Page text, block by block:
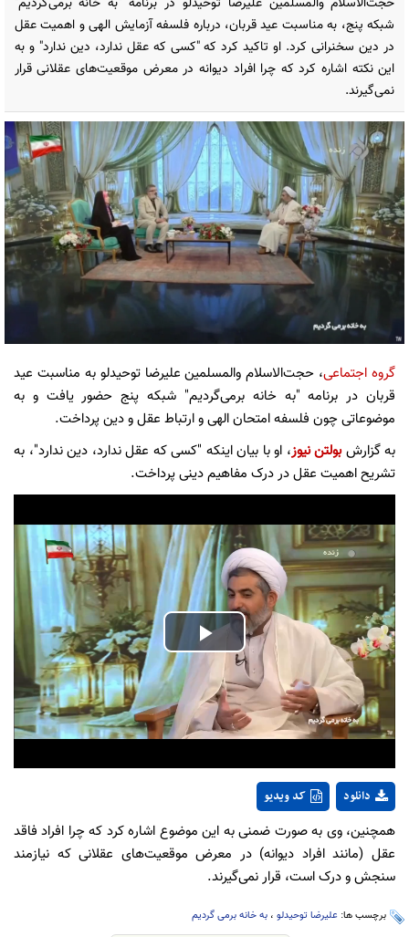
شبکه پنج، به مناسبت عید قربان، درباره فلسفه آزمایش الهی و اهمیت عقل
در دین سخنرانی کرد. او تاکید کرد که "کسی که عقل ندارد، دین ندارد" و به
این نکته اشاره کرد که چرا افراد دیوانه در معرض موقعیت‌های عقلانی قرار
نمی‌گیرند.
گروه اجتماعی، حجت‌الاسلام والمسلمین علیرضا توحیدلو به مناسبت عید
قربان در برنامه "به خانه برمی‌گردیم" شبکه پنج حضور یافت و به
موضوعاتی چون فلسفه امتحان الهی و ارتباط عقل و دین پرداخت.
به گزارشبولتن نیوز، او با بیان اینکه "کسی که عقل ندارد، دین ندارد"، به
تشریح اهمیت عقل در درک مفاهیم دینی پرداخت.
Play
Video
کد ویدیو دانلود
همچنین، وی به صورت ضمنی به این موضوع اشاره کرد که چرا افراد فاقد
عقل (مانند افراد دیوانه) در معرض موقعیت‌های عقلانی که نیازمند
سنجش و درک است، قرار نمی‌گیرند.
برچسب ها: علیرضا توحیدلو ، به خانه برمی گردیم